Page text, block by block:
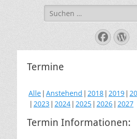
Suche
nach:
Termine
Alle Anstehend 2018 2019
2023 2024 2025 2026 2027
Termin Informationen: